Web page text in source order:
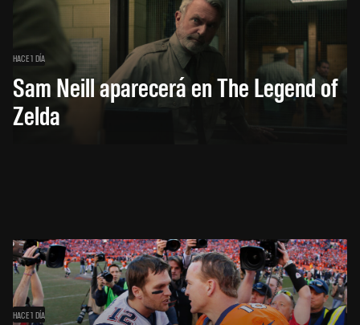
HACE 1 DÍA
Sam Neill aparecerá en The Legend of
Zelda
HACE 1 DÍA